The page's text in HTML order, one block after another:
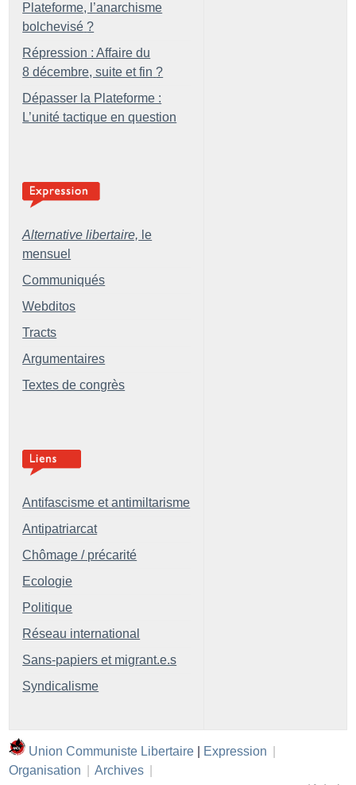
Plateforme, l’anarchisme
bolchevisé ?
Répression : Affaire du
8 décembre, suite et fin ?
Dépasser la Plateforme :
L’unité tactique en question
Alternative libertaire, le
mensuel
Communiqués
Webditos
Tracts
Argumentaires
Textes de congrès
Antifascisme et antimiltarisme
Antipatriarcat
Chômage / précarité
Ecologie
Politique
Réseau international
Sans-papiers et migrant.e.s
Syndicalisme
Union Communiste Libertaire Expression
Organisation
Archives